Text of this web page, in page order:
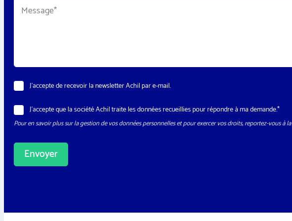
l
N
e
w
s
l
e
t
J’accepte de recevoir la newsletter Achil par e-mail.
R
G
P
*
J’accepte que la société Achil traite les données recueillies pour répondre à ma demande.*
Pour en savoir plus sur la gestion de vos données personnelles et pour exercer vos droits, reportez-vous à la
Envoyer
r